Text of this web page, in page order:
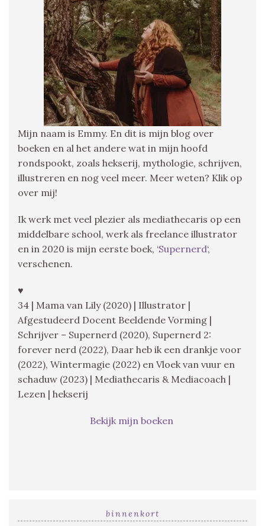
Mijn naam is Emmy. En dit is mijn blog over
boeken en al het andere wat in mijn hoofd
rondspookt, zoals hekserij, mythologie, schrijven,
illustreren en nog veel meer. Meer weten? Klik op
over mij!
Ik werk met veel plezier als mediathecaris op een
middelbare school, werk als freelance illustrator
en in 2020 is mijn eerste boek, ‘Supernerd‘,
verschenen.
♥
34 | Mama van Lily (2020) | Illustrator |
Afgestudeerd Docent Beeldende Vorming |
Schrijver – Supernerd (2020), Supernerd 2:
forever nerd (2022), Daar heb ik een drankje voor
(2022), Wintermagie (2022) en Vloek van vuur en
schaduw (2023) | Mediathecaris & Mediacoach |
Lezen | hekserij
Bekijk mijn boeken
binnenkort